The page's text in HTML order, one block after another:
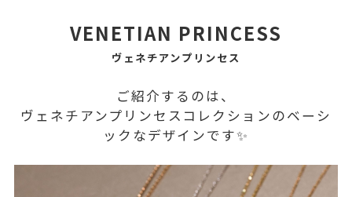
VENETIAN PRINCESS
ヴェネチアンプリンセス
ご紹介するのは、
ヴェネチアンプリンセスコレクションのベーシ
ックなデザインです✨